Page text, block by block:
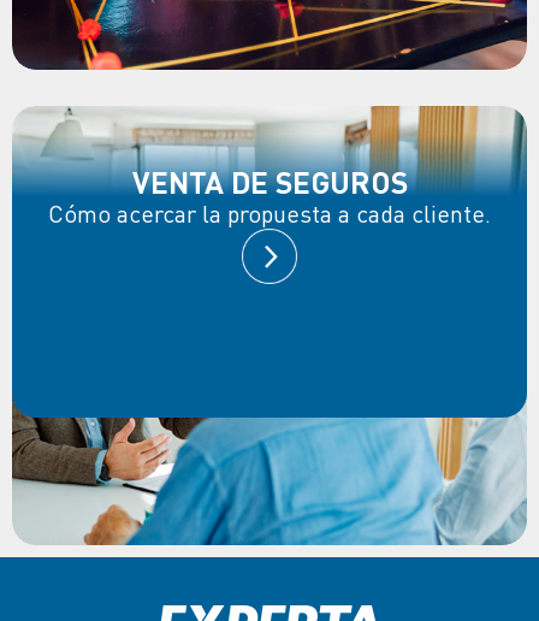
VENTA DE SEGUROS
Cómo acercar la propuesta a cada cliente.